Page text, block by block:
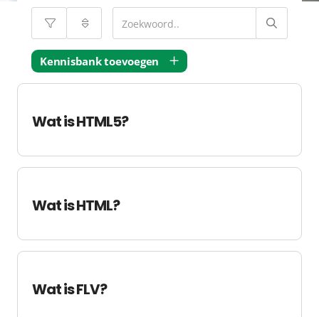
Kennisbank toevoegen
Wat is HTML5?
Wat is HTML?
Wat is FLV?